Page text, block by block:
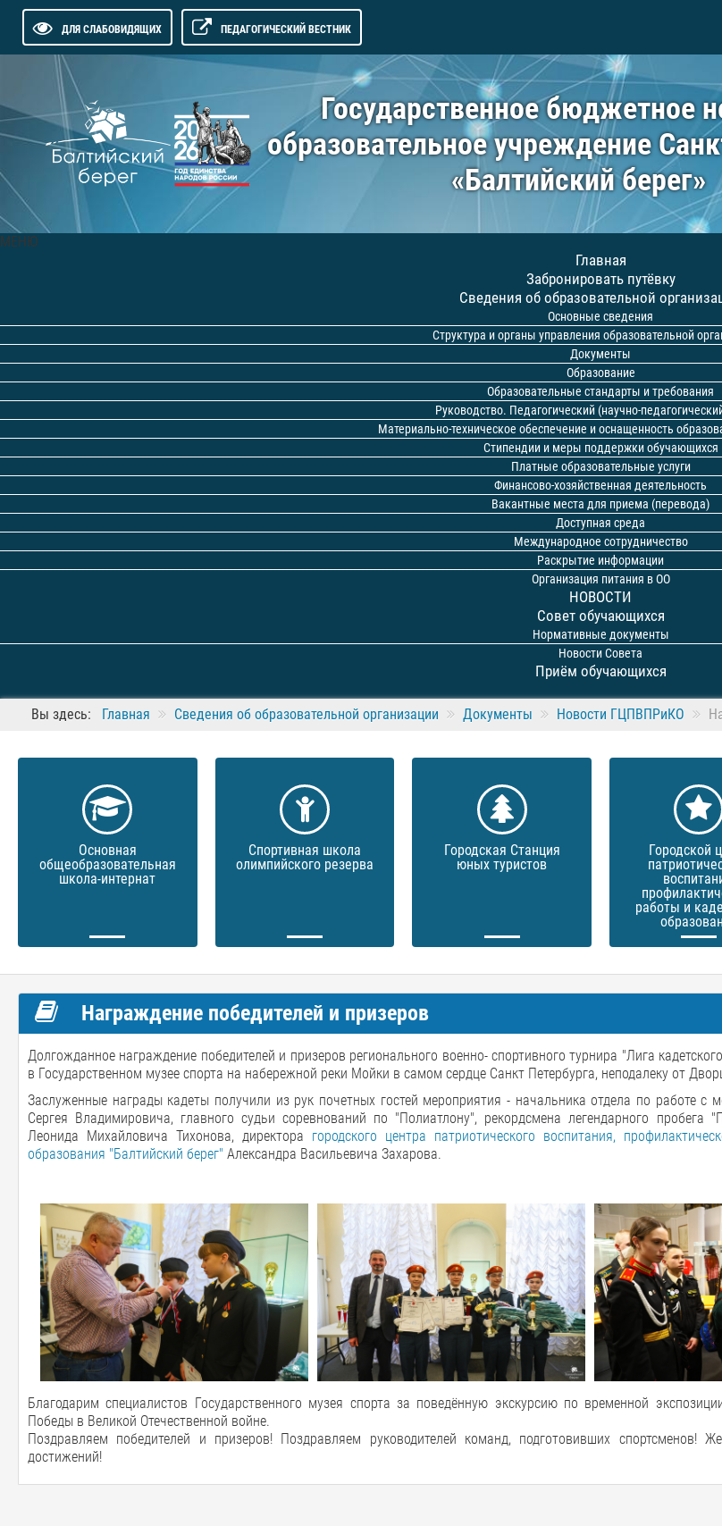
ДЛЯ СЛАБОВИДЯЩИХ ПЕДАГОГИЧЕСКИЙ ВЕСТНИК
Государственное бюджетное
образовательное учреждение
«Балтийский берег»
МЕНЮ
Главная
Забронировать путёвку
Сведения об образовательной
Основные сведения
Структура и органы управления образовательной
Документы
Образование
Образовательные стандарты и требования
Руководство. Педагогический (научно-
Материально-техническое обеспечение и оснащенность
Стипендии и меры поддержки обучающихся
Платные образовательные услуги
Финансово-хозяйственная деятельность
Вакантные места для приема (перевода)
Доступная среда
Международное сотрудничество
Раскрытие информации
Организация питания в ОО
НОВОСТИ
Совет обучающихся
Нормативные документы
Новости Совета
Приём обучающихся
Вы здесь: Главная Сведения об образовательной организации Документы Новости ГЦПВПРиКО
Основная
общеобразовательная
школа-интернат
Спортивная школа
олимпийского резерва
Городская Станция
юных туристов
Городской
работы и
Награждение победителей и призеров
Долгожданное награждение победителей и призеров регионального военно- спортивного турнира "Лига
в Государственном музее спорта на набережной реки Мойки в самом сердце Санкт Петербурга, неподалеку от
Заслуженные награды кадеты получили из рук почетных гостей мероприятия - начальника отдела по работе с
Сергея Владимировича, главного судьи соревнований по "Полиатлону", рекордсмена легендарного пробега
Леонида Михайловича Тихонова, директора городского центра патриотического воспитания,
образования "Балтийский берег" Александра Васильевича Захарова.
Благодарим специалистов Государственного музея спорта за поведённую экскурсию по временной
Победы в Великой Отечественной войне.
Поздравляем победителей и призеров! Поздравляем руководителей команд, подготовивших спортсменов!
достижений!